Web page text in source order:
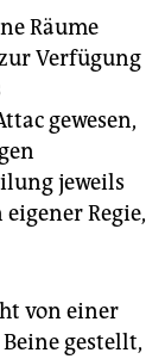
Räume
Verfügung
gewesen,
jeweils
Regie,
von einer
gestellt,